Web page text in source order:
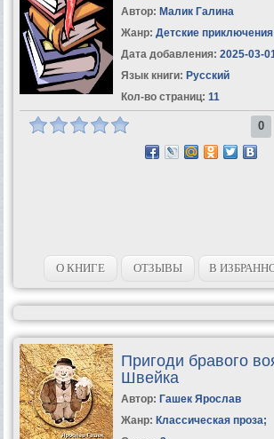
Автор: Малик Галина
Жанр: Детские приключения
Дата добавления: 2025-03-
Язык книги: Русский
Кол-во страниц: 11
0
О КНИГЕ ОТЗЫВЫ В
Пригоди бравого
Швейка
Автор: Гашек Ярослав
Жанр: Классическая проза;